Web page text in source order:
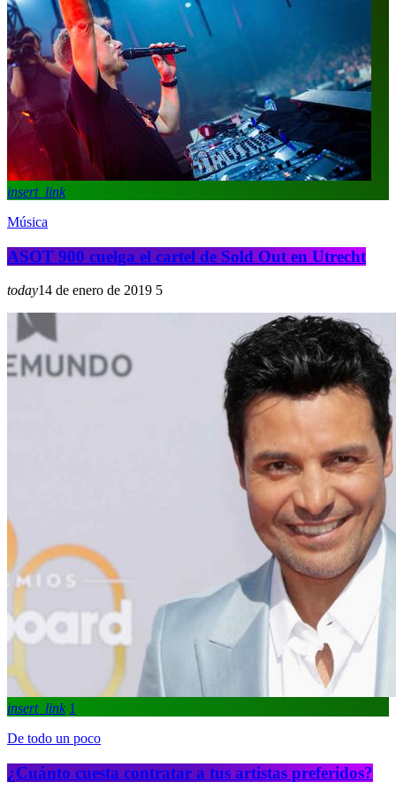
insert_link
Música
ASOT 900 cuelga el cartel de Sold Out en Utrecht
today14 de enero de 2019 5
insert_link 1
De todo un poco
¿Cuánto cuesta contratar a tus artistas preferidos?